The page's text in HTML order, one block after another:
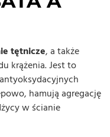
tętnicze, a także
krążenia. Jest to
hamują agregację
w ścianie